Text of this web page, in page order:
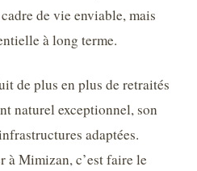
de vie enviable, mais
à long terme.
de plus en plus de retraités
naturel exceptionnel, son
adaptées.
à Mimizan, c’est faire le